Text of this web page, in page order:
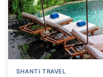
Costa Rica
Egypte
Equateur
Espagne
Etats-Unis
SHANTI TRAVEL